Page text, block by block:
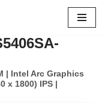
| Intel Arc Graphics
x 1800) IPS |